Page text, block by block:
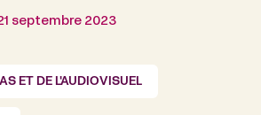
septembre 2023
ET DE L'AUDIOVISUEL